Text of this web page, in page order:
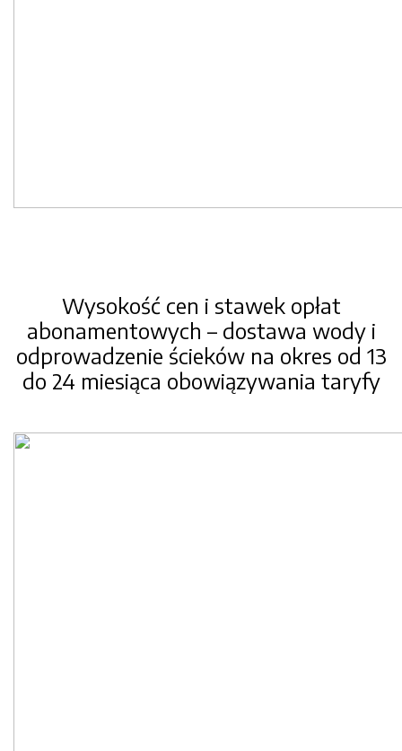
Wysokość cen i stawek opłat
abonamentowych – dostawa wody i
odprowadzenie ścieków na okres od 13
do 24 miesiąca obowiązywania taryfy